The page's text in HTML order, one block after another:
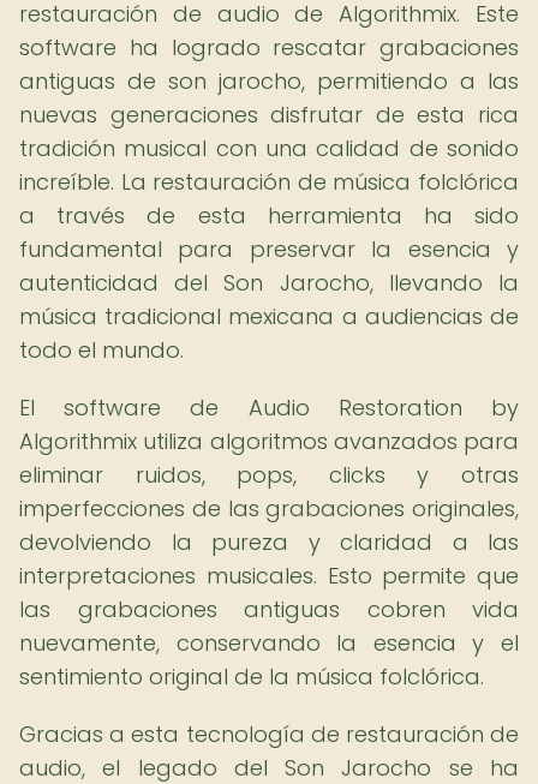
restauración de audio de Algorithmix. Este
software ha logrado rescatar grabaciones
antiguas de son jarocho, permitiendo a las
nuevas generaciones disfrutar de esta rica
tradición musical con una calidad de sonido
increíble. La restauración de música folclórica
a través de esta herramienta ha sido
fundamental para preservar la esencia y
autenticidad del Son Jarocho, llevando la
música tradicional mexicana a audiencias de
todo el mundo.
El software de Audio Restoration by
Algorithmix utiliza algoritmos avanzados para
eliminar ruidos, pops, clicks y otras
imperfecciones de las grabaciones originales,
devolviendo la pureza y claridad a las
interpretaciones musicales. Esto permite que
las grabaciones antiguas cobren vida
nuevamente, conservando la esencia y el
sentimiento original de la música folclórica.
Gracias a esta tecnología de restauración de
audio, el legado del Son Jarocho se ha